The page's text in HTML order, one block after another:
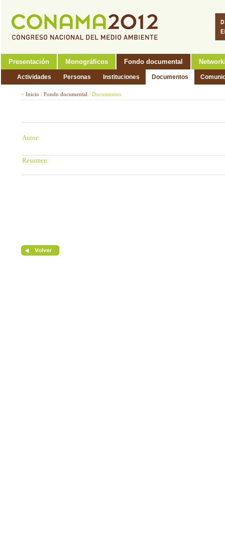
Presentación Monográficos Fondo documental
Actividades Personas Instituciones Documentos
> Inicio / Fondo documental / Documentos
Autor:
Resumen: